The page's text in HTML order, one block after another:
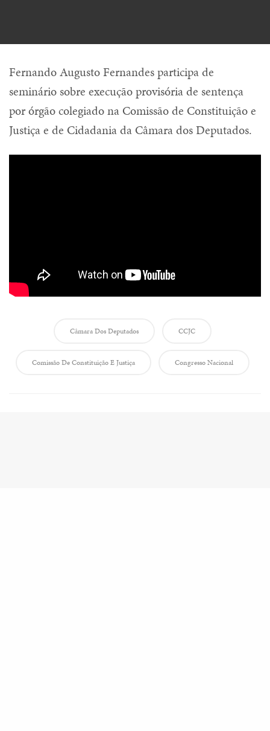
Fernando Augusto Fernandes participa de
seminário sobre execução provisória de sentença
por órgão colegiado na Comissão de Constituição e
Justiça e de Cidadania da Câmara dos Deputados.
Câmara Dos Deputados CCJC
Comissão De Constituição E Justiça Congresso Nacional